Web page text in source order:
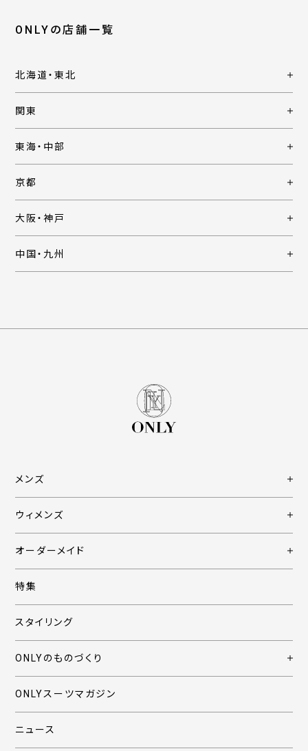
ONLYの店舗一覧
北海道・東北
関東
東海・中部
京都
大阪・神戸
中国・九州
メンズ
ウィメンズ
オーダーメイド
特集
スタイリング
ONLYのものづくり
ONLYスーツマガジン
ニュース